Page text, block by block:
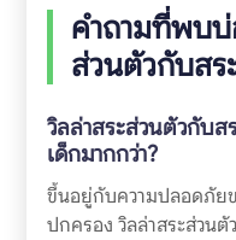
คำถามที่พบบ่
ส่วนตัวกับสร
วิลล่าสระส่วนตัวกับ
เด็กมากกว่า?
ขึ้นอยู่กับความปลอดภัย
ปกครอง วิลล่าสระส่วนตั